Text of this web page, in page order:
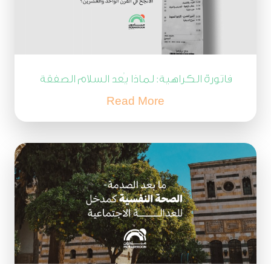
فاتورة الكراهية: لماذا يُعد السلام الصفقة
Read More